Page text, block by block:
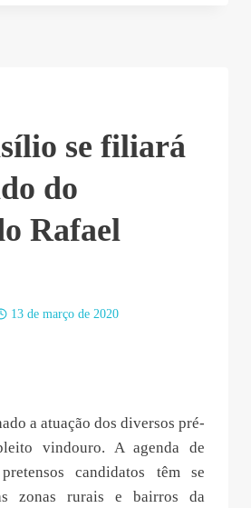
se filiará
do
Rafael
13 de março de 2020
a atuação dos diversos pré-
vindouro. A agenda de
candidatos têm se
zonas rurais e bairros da